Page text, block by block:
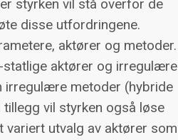
styrken vil stå overfor de
disse utfordringene.
aktører og metoder.
aktører og irregulære
irregulære metoder (hybride
vil styrken også løse
variert utvalg av aktører som